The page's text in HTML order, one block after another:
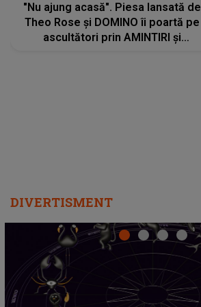
"Nu ajung acasă". Piesa lansată de
Theo Rose și DOMINO îi poartă pe
ascultători prin AMINTIRI și
DIVERTISMENT